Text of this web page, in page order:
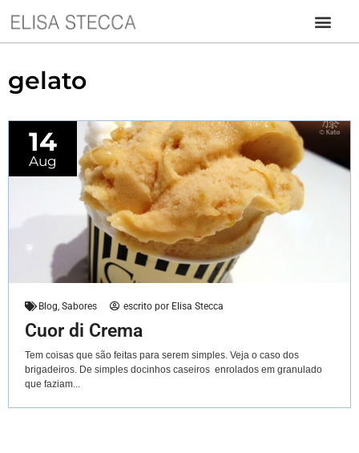
gelato
Blog Sabores escrito por Elisa Stecca
Cuor di Crema
Tem coisas que são feitas para serem simples. Veja o caso dos
brigadeiros. De simples docinhos caseiros enrolados em granulado
que faziam...
14
Aug